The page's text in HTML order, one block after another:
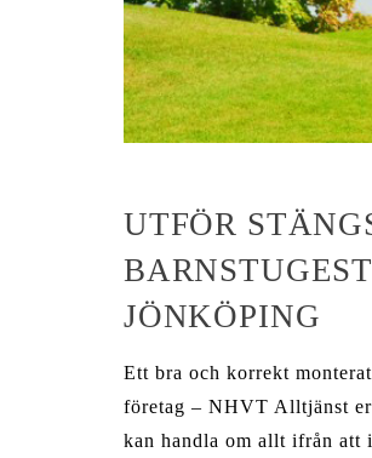
UTFÖR
JÖNKÖPING
Ett bra och korrekt
företag – NHVT Alltjänst
kan handla om allt ifrån att